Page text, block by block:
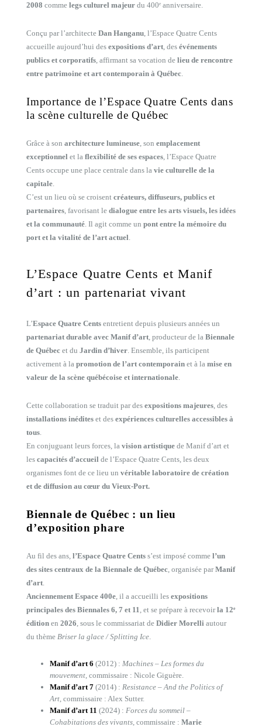
2008 comme legs culturel majeur du 400ᵉ anniversaire.
Conçu par l’architecte Dan Hanganu, l’Espace Quatre Cents
accueille aujourd’hui des expositions d’art, des événements
publics et corporatifs, affirmant sa vocation de lieu de rencontre
entre patrimoine et art contemporain à Québec.
Importance de l’Espace Quatre Cents dans
la scène culturelle de Québec
Grâce à son architecture lumineuse, son emplacement
exceptionnel et la flexibilité de ses espaces, l’Espace Quatre
Cents occupe une place centrale dans la vie culturelle de la
capitale.
C’est un lieu où se croisent créateurs, diffuseurs, publics et
partenaires, favorisant le dialogue entre les arts visuels, les idées
et la communauté. Il agit comme un pont entre la mémoire du
port et la vitalité de l’art actuel.
L’Espace Quatre Cents et Manif
d’art : un partenariat vivant
L’Espace Quatre Cents entretient depuis plusieurs années un
partenariat durable avec Manif d’art, producteur de la Biennale
de Québec et du Jardin d’hiver. Ensemble, ils participent
activement à la promotion de l’art contemporain et à la mise en
valeur de la scène québécoise et internationale.
Cette collaboration se traduit par des expositions majeures, des
installations inédites et des expériences culturelles accessibles à
tous.
En conjuguant leurs forces, la vision artistique de Manif d’art et
les capacités d’accueil de l’Espace Quatre Cents, les deux
organismes font de ce lieu un véritable laboratoire de création
et de diffusion au cœur du Vieux-Port.
Biennale de Québec : un lieu
d’exposition phare
Au fil des ans, l’Espace Quatre Cents s’est imposé comme l’un
des sites centraux de la Biennale de Québec, organisée parManif
d’art.
Anciennement Espace 400e, il a accueilli les expositions
principales des Biennales 6, 7 et 11, et se prépare à recevoirla 12ᵉ
édition en 2026, sous le commissariat de Didier Morelli autour
du thème Briser la glace / Splitting Ice.
Manif d’art 6 (2012) : Machines – Les formes du
mouvement, commissaire : Nicole Giguère.
Manif d’art 7 (2014) : Resistance – And the Politics of
Art, commissaire : Alex Sutter.
Manif d’art 11 (2024) : Forces du sommeil –
Cohabitations des vivants, commissaire : Marie